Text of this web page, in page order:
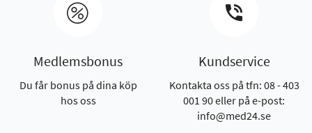
Medlemsbonus
Du får bonus på dina köp
hos oss
Kundservice
Kontakta oss på tfn: 08 - 403
001 90 eller på e-post:
info@med24.se